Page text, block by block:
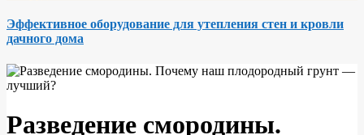
Эффективное оборудование для утепления стен и кровли
дачного дома
Разведение смородины.